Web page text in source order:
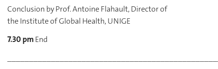
Conclusion by Prof. Antoine Flahault, Director of
the Institute of Global Health, UNIGE
7.30 pmEnd